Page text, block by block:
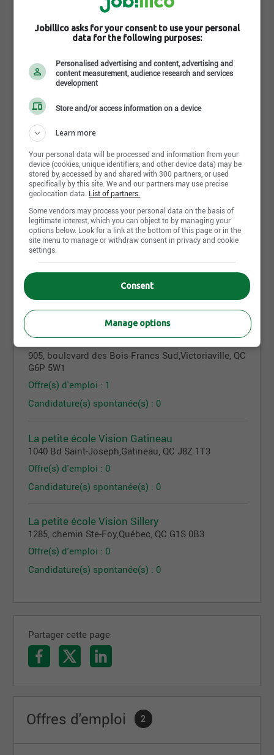
Offre(s) d'emploi : 0
Candidature(s) spontanée(s) : 0
École Vision St-Jean
415-425, rue des Colibris,Saint-Jean-sur-Richelieu
QCJ2W 0B3
Offre(s) d'emploi : 1
Candidature(s) spontanée(s) : 0
École Vision Terrebonne
2955, boulevard de la Pinière,Terrebonne, QCJ6X
0A3
Offre(s) d'emploi : 0
Candidature(s) spontanée(s) : 0
École Vision Varennes & La petite école Vision
Varennes
104, boulevard de la Marine,Varennes, QCJ3X 1Z5
Candidature(s) spontanée(s) : 0
École Vision Victoriaville
905, boulevard des Bois-Francs Sud,Victoriaville, QC
G6P 5W1
Offre(s) d'emploi : 1
Candidature(s) spontanée(s) : 0
La petite école Vision Gatineau
1040 Bd Saint-Joseph Gatineau , QCJ8Z 1T3
Offre(s) d'emploi : 0
Candidature(s) spontanée(s) : 0
La petite école Vision Sillery
1285, chemin Ste-Foy Québec , QC G1S 0B3
Offre(s) d'emploi : 0
Candidature(s) spontanée(s) : 0
Partager cette page
Offres d'emploi 2
Jobillico asks for your consent to use your personal
data for the following purposes:
Personalised advertising and content, advertising and
content measurement, audience research and services
development
Store and/or access information on a device
Learn more
Your personal data will be processed and information from your
device (cookies, unique identifiers, and other device data) may be
stored by, accessed by and shared with 300 partners, or used
specifically by this site. We and our partners may use precise
geolocation data. List of partners.
Some vendors may process your personal data on the basis of
legitimate interest, which you can object to by managing your
options below. Look for a link at the bottom of this page or in the
site menu to manage or withdraw consent in privacy and cookie
settings.
Consent
Manage options